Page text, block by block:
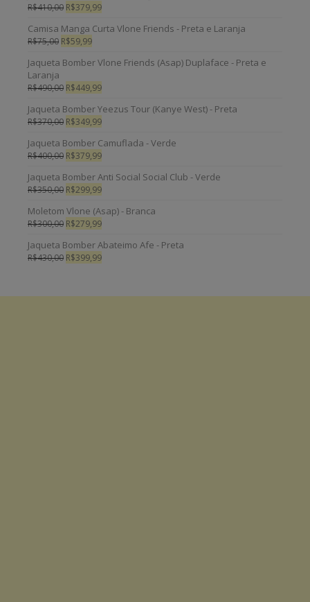
R$410,00 R$379,99
Camisa Manga Curta Vlone Friends - Preta e Laranja
R$75,00 R$59,99
Jaqueta Bomber Vlone Friends (Asap) Duplaface - Preta e
Laranja
R$490,00 R$449,99
Jaqueta Bomber Yeezus Tour (Kanye West) - Preta
R$370,00 R$349,99
Jaqueta Bomber Camuflada - Verde
R$400,00 R$379,99
Jaqueta Bomber Anti Social Social Club - Verde
R$350,00 R$299,99
Moletom Vlone (Asap) - Branca
R$300,00 R$279,99
Jaqueta Bomber Abateimo Afe - Preta
R$430,00 R$399,99